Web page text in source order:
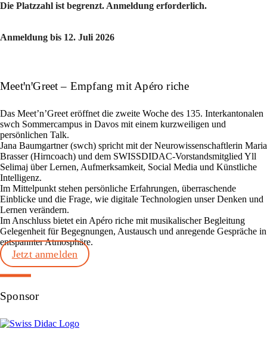
Die Platzzahl ist begrenzt. Anmeldung erforderlich.
Anmeldung bis 12. Juli 2026
MeetꞌnꞌGreet – Empfang mit Apéro riche
Das Meet’n’Greet eröffnet die zweite Woche des 135. Interkantonalen
swch Sommercampus in Davos mit einem kurzweiligen und
persönlichen Talk.
Jana Baumgartner (swch) spricht mit der Neurowissenschaftlerin Maria
Brasser (Hirncoach) und dem SWISSDIDAC-Vorstandsmitglied Yll
Selimaj über Lernen, Aufmerksamkeit, Social Media und Künstliche
Intelligenz.
Im Mittelpunkt stehen persönliche Erfahrungen, überraschende
Einblicke und die Frage, wie digitale Technologien unser Denken und
Lernen verändern.
Im Anschluss bietet ein Apéro riche mit musikalischer Begleitung
Gelegenheit für Begegnungen, Austausch und anregende Gespräche in
entspannter Atmosphäre.
Jetzt anmelden
Sponsor